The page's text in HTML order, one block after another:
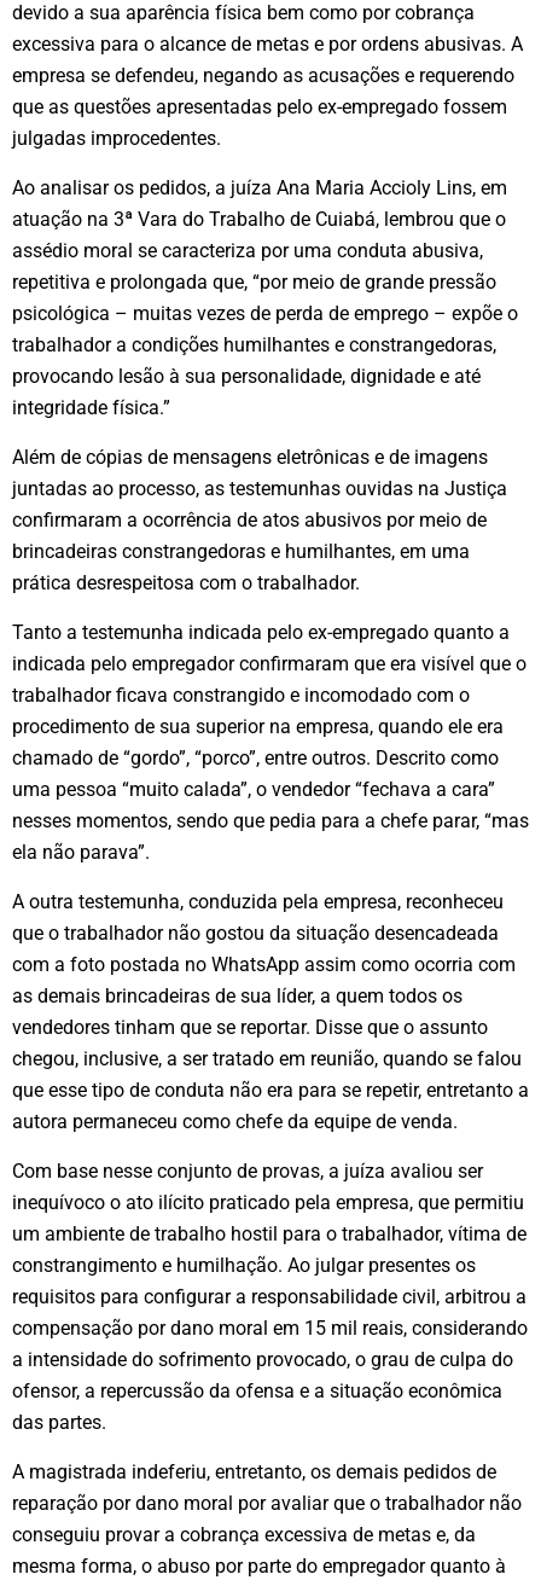
devido a sua aparência física bem como por cobrança
excessiva para o alcance de metas e por ordens abusivas. A
empresa se defendeu, negando as acusações e requerendo
que as questões apresentadas pelo ex-empregado fossem
julgadas improcedentes.
Ao analisar os pedidos, a juíza Ana Maria Accioly Lins, em
atuação na 3ª Vara do Trabalho de Cuiabá, lembrou que o
assédio moral se caracteriza por uma conduta abusiva,
repetitiva e prolongada que, “por meio de grande pressão
psicológica – muitas vezes de perda de emprego – expõe o
trabalhador a condições humilhantes e constrangedoras,
provocando lesão à sua personalidade, dignidade e até
integridade física.”
Além de cópias de mensagens eletrônicas e de imagens
juntadas ao processo, as testemunhas ouvidas na Justiça
confirmaram a ocorrência de atos abusivos por meio de
brincadeiras constrangedoras e humilhantes, em uma
prática desrespeitosa com o trabalhador.
Tanto a testemunha indicada pelo ex-empregado quanto a
indicada pelo empregador confirmaram que era visível que o
trabalhador ficava constrangido e incomodado com o
procedimento de sua superior na empresa, quando ele era
chamado de “gordo”, “porco”, entre outros. Descrito como
uma pessoa “muito calada”, o vendedor “fechava a cara”
nesses momentos, sendo que pedia para a chefe parar, “mas
ela não parava”.
A outra testemunha, conduzida pela empresa, reconheceu
que o trabalhador não gostou da situação desencadeada
com a foto postada no WhatsApp assim como ocorria com
as demais brincadeiras de sua líder, a quem todos os
vendedores tinham que se reportar. Disse que o assunto
chegou, inclusive, a ser tratado em reunião, quando se falou
que esse tipo de conduta não era para se repetir, entretanto a
autora permaneceu como chefe da equipe de venda.
Com base nesse conjunto de provas, a juíza avaliou ser
inequívoco o ato ilícito praticado pela empresa, que permitiu
um ambiente de trabalho hostil para o trabalhador, vítima de
constrangimento e humilhação. Ao julgar presentes os
requisitos para configurar a responsabilidade civil, arbitrou a
compensação por dano moral em 15 mil reais, considerando
a intensidade do sofrimento provocado, o grau de culpa do
ofensor, a repercussão da ofensa e a situação econômica
das partes.
A magistrada indeferiu, entretanto, os demais pedidos de
reparação por dano moral por avaliar que o trabalhador não
conseguiu provar a cobrança excessiva de metas e, da
mesma forma, o abuso por parte do empregador quanto à